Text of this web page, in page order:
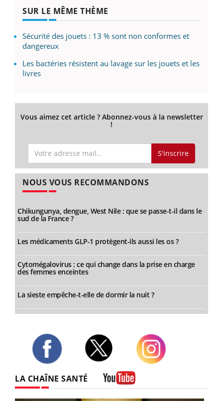
SUR LE MÊME THÈME
Sécurité des jouets : 13 % sont non conformes et
dangereux
Les bactéries résistent au lavage sur les jouets et les
livres
Vous aimez cet article ? Abonnez-vous à la newsletter
!
S'inscrire
NOUS VOUS RECOMMANDONS
Chikungunya, dengue, West Nile : que se passe-t-il dans le
sud de la France ?
Les médicaments GLP-1 protègent-ils aussi les os ?
Cytomégalovirus : ce qui change dans la prise en charge
des femmes enceintes
La sieste empêche-t-elle de dormir la nuit ?
LA CHAÎNE SANTÉ